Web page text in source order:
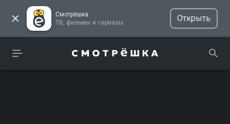
Смотрёшка
ТВ, фильмы и сериалы
Открыть